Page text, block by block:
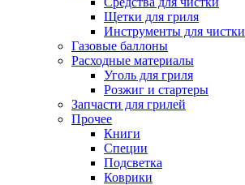
Щетки для гриля
Инструменты для чистки
Газовые баллоны
Расходные материалы
Уголь для гриля
Розжиг и стартеры
Запчасти для грилей
Прочее
Книги
Специи
Подсветка
Коврики